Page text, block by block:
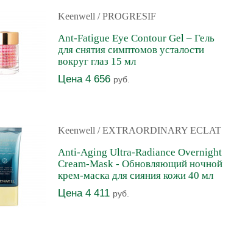
Keenwell / PROGRESIF
Ant-Fatigue Eye Contour Gel – Гель
для снятия симптомов усталости
вокруг глаз 15 мл
Цена 4 656 руб.
Keenwell / EXTRAORDINARY ECLAT
Anti-Aging Ultra-Radiance Overnight
Cream-Mask - Обновляющий ночной
крем-маска для сияния кожи 40 мл
Цена 4 411 руб.